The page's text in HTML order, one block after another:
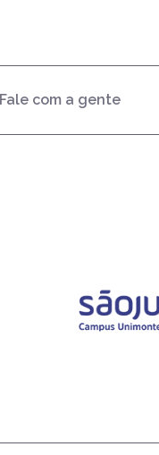
Fale com a gente